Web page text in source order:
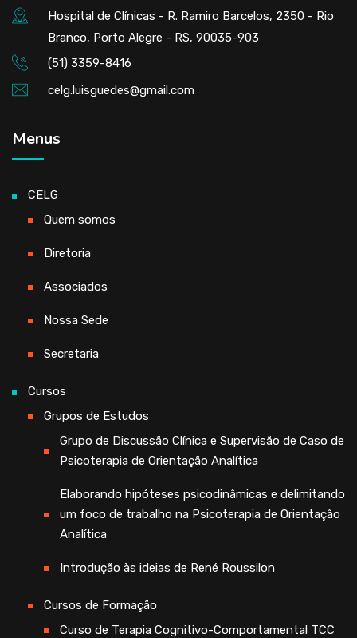
Hospital de Clínicas - R. Ramiro Barcelos, 2350 - Rio
Branco, Porto Alegre - RS, 90035-903
(51) 3359-8416
celg.luisguedes@gmail.com
Menus
CELG
Quem somos
Diretoria
Associados
Nossa Sede
Secretaria
Cursos
Grupos de Estudos
Grupo de Discussão Clínica e Supervisão de Caso de
Psicoterapia de Orientação Analítica
Elaborando hipóteses psicodinâmicas e delimitando
um foco de trabalho na Psicoterapia de Orientação
Analítica
Introdução às ideias de René Roussilon
Cursos de Formação
Curso de Terapia Cognitivo-Comportamental TCC